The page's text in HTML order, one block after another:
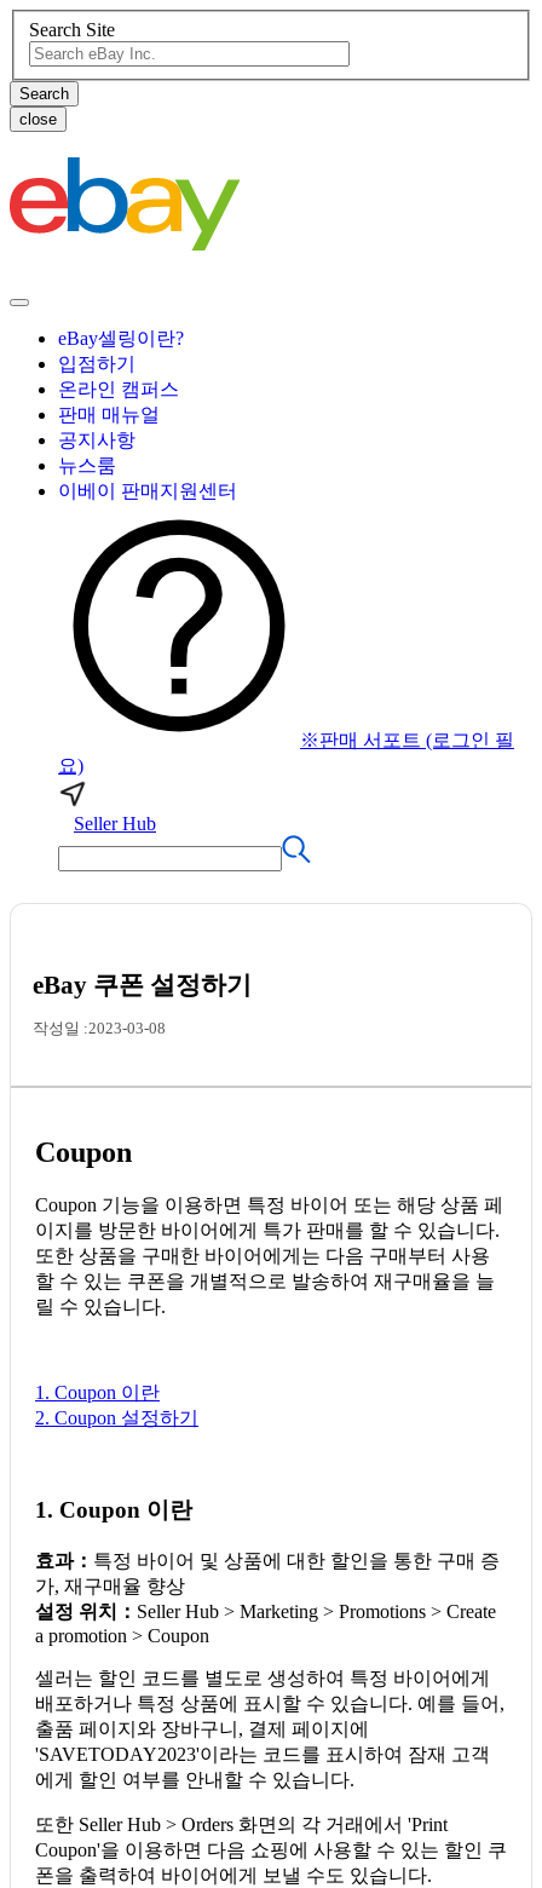
Search Site
close
eBay셀링이란?
입점하기
온라인 캠퍼스
판매 매뉴얼
공지사항
뉴스룸
이베이 판매지원센터
※판매 서포트 (로그인 필
요)
Seller Hub
eBay 쿠폰 설정하기
작성일 :2023-03-08
Coupon
Coupon 기능을 이용하면 특정 바이어 또는 해당 상품 페
이지를 방문한 바이어에게 특가 판매를 할 수 있습니다.
또한 상품을 구매한 바이어에게는 다음 구매부터 사용
할 수 있는 쿠폰을 개별적으로 발송하여 재구매율을 늘
릴 수 있습니다.
1. Coupon 이란
2. Coupon 설정하기
1. Coupon 이란
효과： 특정 바이어 및 상품에 대한 할인을 통한 구매 증
가, 재구매율 향상
설정 위치： Seller Hub > Marketing > Promotions > Create
a promotion > Coupon
셀러는 할인 코드를 별도로 생성하여 특정 바이어에게
배포하거나 특정 상품에 표시할 수 있습니다. 예를 들어,
출품 페이지와 장바구니, 결제 페이지에
'SAVETODAY2023'이라는 코드를 표시하여 잠재 고객
에게 할인 여부를 안내할 수 있습니다.
또한 Seller Hub > Orders 화면의 각 거래에서 'Print
Coupon'을 이용하면 다음 쇼핑에 사용할 수 있는 할인 쿠
폰을 출력하여 바이어에게 보낼 수도 있습니다.